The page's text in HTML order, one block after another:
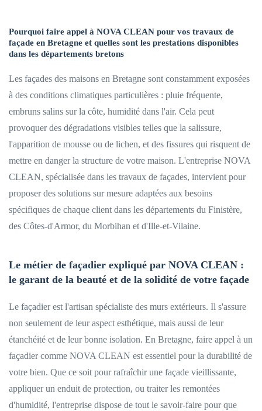
Pourquoi faire appel à NOVA CLEAN pour vos travaux de
façade en Bretagne et quelles sont les prestations disponibles
dans les départements bretons
Les façades des maisons en Bretagne sont constamment exposées
à des conditions climatiques particulières : pluie fréquente,
embruns salins sur la côte, humidité dans l'air. Cela peut
provoquer des dégradations visibles telles que la salissure,
l'apparition de mousse ou de lichen, et des fissures qui risquent de
mettre en danger la structure de votre maison. L'entreprise NOVA
CLEAN, spécialisée dans les travaux de façades, intervient pour
proposer des solutions sur mesure adaptées aux besoins
spécifiques de chaque client dans les départements du Finistère,
des Côtes-d'Armor, du Morbihan et d'Ille-et-Vilaine.
Le métier de façadier expliqué par NOVA CLEAN :
le garant de la beauté et de la solidité de votre façade
Le façadier est l'artisan spécialiste des murs extérieurs. Il s'assure
non seulement de leur aspect esthétique, mais aussi de leur
étanchéité et de leur bonne isolation. En Bretagne, faire appel à un
façadier comme NOVA CLEAN est essentiel pour la durabilité de
votre bien. Que ce soit pour rafraîchir une façade vieillissante,
appliquer un enduit de protection, ou traiter les remontées
d'humidité, l'entreprise dispose de tout le savoir-faire pour que